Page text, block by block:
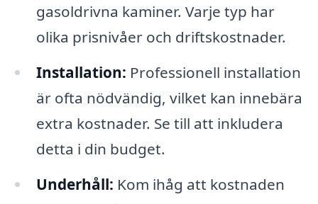
gasoldrivna kaminer. Varje typ har
olika prisnivåer och driftskostnader.
Installation: Professionell installation
är ofta nödvändig, vilket kan innebära
extra kostnader. Se till att inkludera
detta i din budget.
Underhåll: Kom ihåg att kostnaden